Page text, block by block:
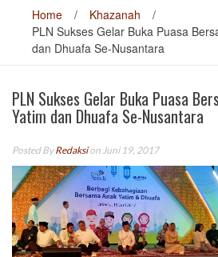
Home / Khazanah
/
PLN Sukses Gelar Buka Puasa
dan Dhuafa Se-Nusantara
PLN Sukses Gelar Buka Puasa
Yatim dan Dhuafa Se-Nusantara
Posted ByRedaksion Juni 19, 2017